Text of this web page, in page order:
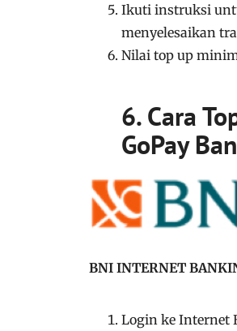
Ikuti instruksi
menyelesaikan
Nilai top up
6. Cara
GoPay
BNI INTERNET
Login ke Internet